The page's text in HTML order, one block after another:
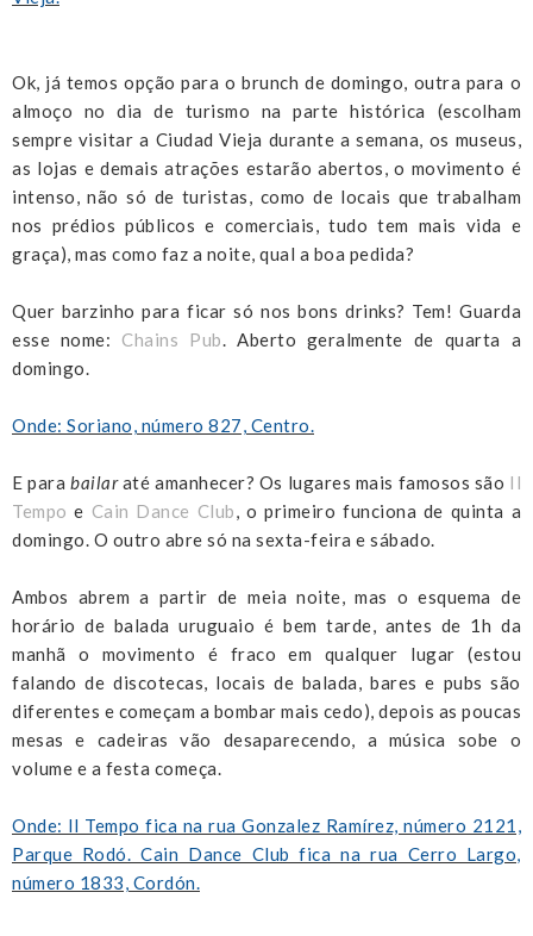
Ok, já temos opção para o brunch de domingo, outra para o
almoço no dia de turismo na parte histórica (escolham
sempre visitar a Ciudad Vieja durante a semana, os museus,
as lojas e demais atrações estarão abertos, o movimento é
intenso, não só de turistas, como de locais que trabalham
nos prédios públicos e comerciais, tudo tem mais vida e
graça), mas como faz a noite, qual a boa pedida?
Quer barzinho para ficar só nos bons drinks? Tem! Guarda
esse nome: Chains Pub. Aberto geralmente de quarta a
domingo.
Onde: Soriano, número 827, Centro.
E para bailaraté amanhecer? Os lugares mais famosos são Il
Tempo e Cain Dance Club, o primeiro funciona de quinta a
domingo. O outro abre só na sexta-feira e sábado.
Ambos abrem a partir de meia noite, mas o esquema de
horário de balada uruguaio é bem tarde, antes de 1h da
manhã o movimento é fraco em qualquer lugar (estou
falando de discotecas, locais de balada, bares e pubs são
diferentes e começam a bombar mais cedo), depois as poucas
mesas e cadeiras vão desaparecendo, a música sobe o
volume e a festa começa.
Onde: Il Tempo fica na rua Gonzalez Ramírez, número 2121,
Parque Rodó. Cain Dance Club fica na rua Cerro Largo,
número 1833, Cordón.